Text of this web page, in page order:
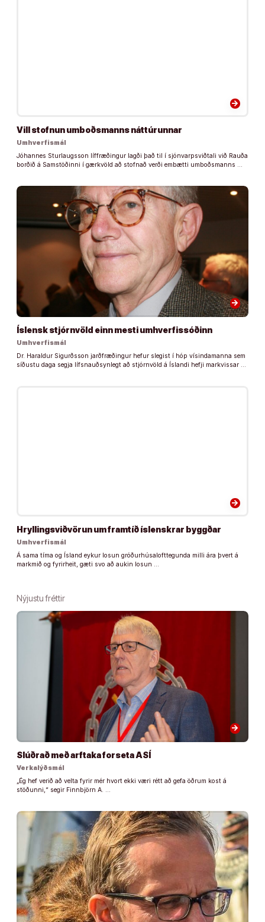
arrow_forward
Vill stofnun umboðsmanns náttúrunnar
Umhverfismál
Jóhannes Sturlaugsson líffræðingur lagði það til í sjónvarpsviðtali við Rauða
borðið á Samstöðinni í gærkvöld að stofnað verði embætti umboðsmanns …
arrow_forward
Íslensk stjórnvöld einn mesti umhverfissóðinn
Umhverfismál
Dr. Haraldur Sigurðsson jarðfræðingur hefur slegist í hóp vísindamanna sem
síðustu daga segja lífsnauðsynlegt að stjórnvöld á Íslandi hefji markvissar …
arrow_forward
Hryllingsviðvörun um framtíð íslenskrar byggðar
Umhverfismál
Á sama tíma og Ísland eykur losun gróðurhúsalofttegunda milli ára þvert á
markmið og fyrirheit, gæti svo að aukin losun …
Nýjustu fréttir
arrow_forward
Slúðrað með arftaka forseta ASÍ
Verkalýðsmál
„Ég hef verið að velta fyrir mér hvort ekki væri rétt að gefa öðrum kost á
stöðunni,“ segir Finnbjörn A. …